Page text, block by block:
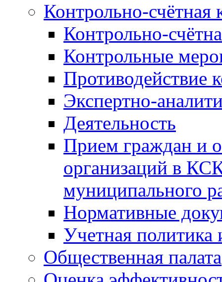
Контрольно-счётная
Контрольно-
Контрольные
Противодействие
Экспертно-
Деятельность
Прием граждан и
организаций в
муниципального
Нормативные
Учетная политика
Общественная палата